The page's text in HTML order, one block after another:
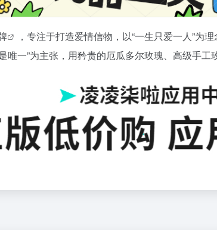
，专注于打造爱情信物，以“一生只爱一人”为
唯一”为主张，用矜贵的厄瓜多尔玫瑰、高级手工